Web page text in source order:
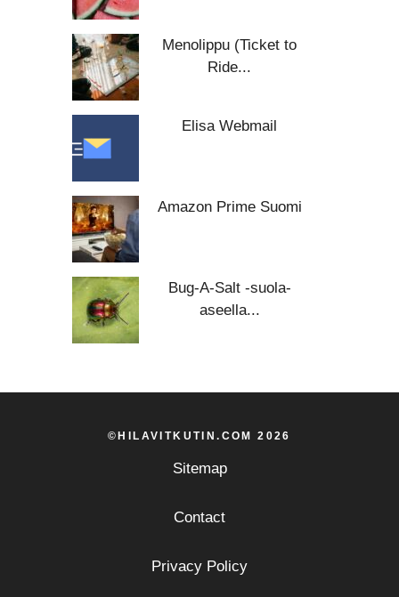
Menolippu (Ticket to
Ride...
Elisa Webmail
Amazon Prime Suomi
Bug-A-Salt -suola-
aseella...
©HILAVITKUTIN.COM 2026
Sitemap
Contact
Privacy Policy